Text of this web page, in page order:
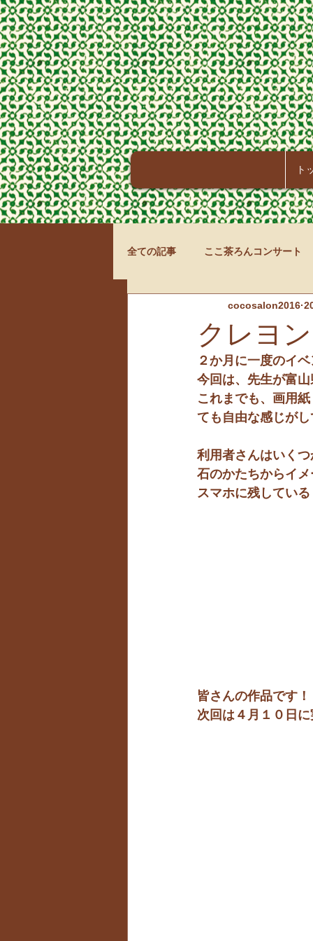
ト
全ての記事 ここ茶ろんコンサート
クレヨ
cocosalon2016
２か月に一度のイ
今回は、先生が富
これまでも、画用
ても自由な感じが
利用者さんはいく
石のかたちからイ
スマホに残してい
皆さんの作品です！
次回は４月１０日